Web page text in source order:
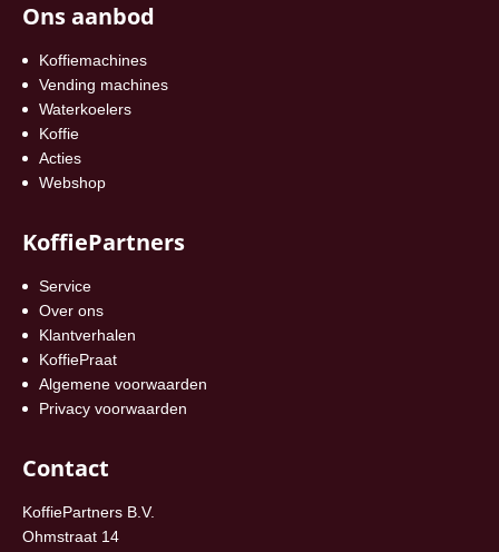
Ons aanbod
Koffiemachines
Vending machines
Waterkoelers
Koffie
Acties
Webshop
KoffiePartners
Service
Over ons
Klantverhalen
KoffiePraat
Algemene voorwaarden
Privacy voorwaarden
Contact
KoffiePartners B.V.
Ohmstraat 14